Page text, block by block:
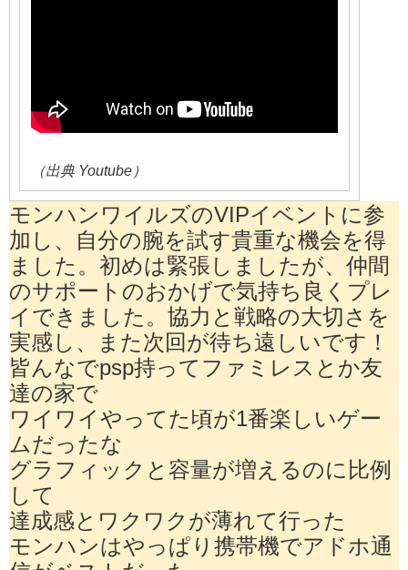
（出典 Youtube）
モンハンワイルズのVIPイベントに参
加し、自分の腕を試す貴重な機会を得
ました。初めは緊張しましたが、仲間
のサポートのおかげで気持ち良くプレ
イできました。協力と戦略の大切さを
実感し、また次回が待ち遠しいです！
皆んなでpsp持ってファミレスとか友
達の家で
ワイワイやってた頃が1番楽しいゲー
ムだったな
グラフィックと容量が増えるのに比例
して
達成感とワクワクが薄れて行った
モンハンはやっぱり携帯機でアドホ通